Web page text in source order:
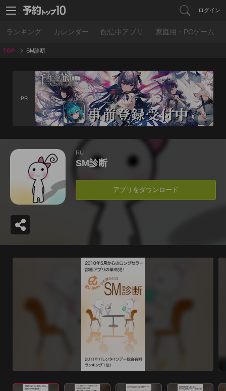
ログイン
ランキング カレンダー 配信中アプリ 家庭用・PCゲーム
TOP SM診断
PR
RU
SM診断
アプリをダウンロード